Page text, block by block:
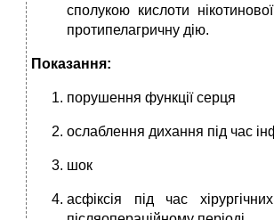
сполукою кислоти
протипелагричну дію.
Показання:
порушення функції сер­ця
ослаблення дихання під час
шок
асфіксія під час